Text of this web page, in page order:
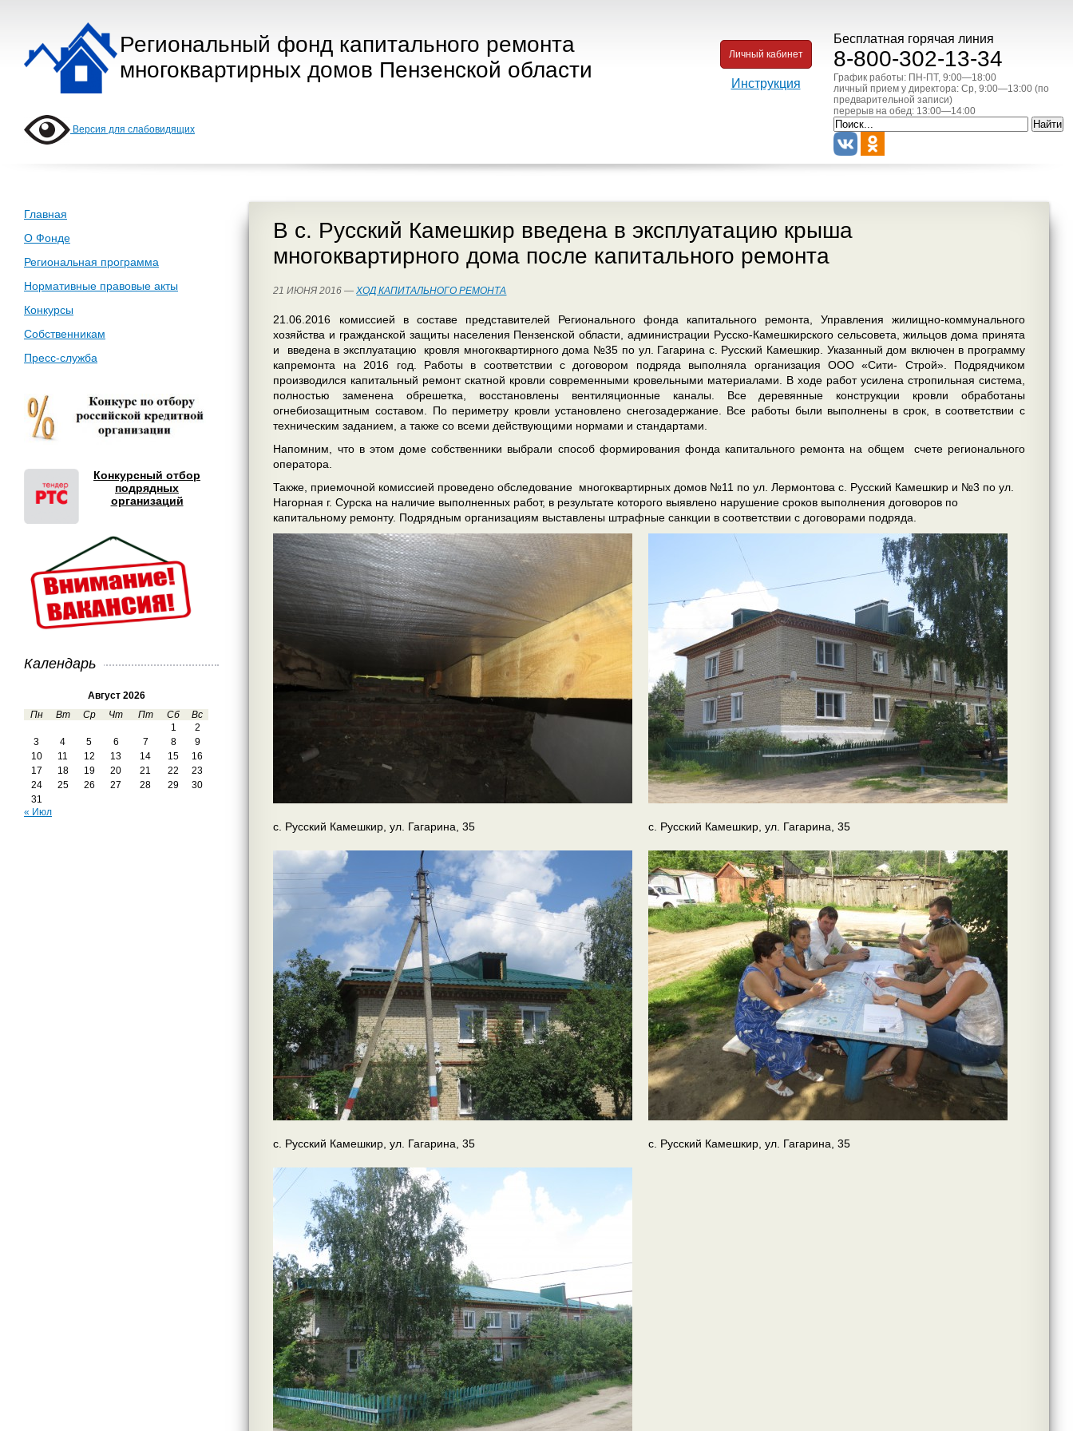
Региональный фонд капитального ремонта
многоквартирных домов Пензенской области
Бесплатная горячая линия
8-800-302-13-34
График работы: ПН-ПТ, 9:00—18:00
личный прием у директора: Ср, 9:00—13:00 (по
предварительной записи)
перерыв на обед: 13:00—14:00
Личный кабинет
Инструкция
Версия для слабовидящих
Главная
О Фонде
Региональная программа
Нормативные правовые акты
Конкурсы
Собственникам
Пресс-служба
Конкурсный отбор
подрядных
организаций
Календарь
Август 2026
Пн
Вт Ср Чт Пт Сб
Вс
1
2
3
4 5 6 7 8
9
10
11 12 13 14 15
16
17
18 19 20 21 22
23
24
25 26 27 28 29
30
31
« Июл
В с. Русский Камешкир введена в эксплуатацию крыша
многоквартирного дома после капитального ремонта
21 ИЮНЯ 2016 —ХОД КАПИТАЛЬНОГО РЕМОНТА
21.06.2016 комиссией в составе представителей Регионального фонда капитального ремонта, Управления жилищно-коммунального
хозяйства и гражданской защиты населения Пензенской области, администрации Русско-Камешкирского сельсовета, жильцов дома принята
и введена в эксплуатацию кровля многоквартирного дома №35 по ул. Гагарина с. Русский Камешкир. Указанный дом включен в программу
капремонта на 2016 год. Работы в соответствии с договором подряда выполняла организация ООО «Сити- Строй». Подрядчиком
производился капитальный ремонт скатной кровли современными кровельными материалами. В ходе работ усилена стропильная система,
полностью заменена обрешетка, восстановлены вентиляционные каналы. Все деревянные конструкции кровли обработаны
огнебиозащитным составом. По периметру кровли установлено снегозадержание. Все работы были выполнены в срок, в соответствии с
техническим заданием, а также со всеми действующими нормами и стандартами.
Напомним, что в этом доме собственники выбрали способ формирования фонда капитального ремонта на общем счете регионального
оператора.
Также, приемочной комиссией проведено обследование многоквартирных домов №11 по ул. Лермонтова с. Русский Камешкир и №3 по ул.
Нагорная г. Сурска на наличие выполненных работ, в результате которого выявлено нарушение сроков выполнения договоров по
капитальному ремонту. Подрядным организациям выставлены штрафные санкции в соответствии с договорами подряда.
с. Русский Камешкир, ул. Гагарина, 35 с. Русский Камешкир, ул. Гагарина, 35
с. Русский Камешкир, ул. Гагарина, 35 с. Русский Камешкир, ул. Гагарина, 35